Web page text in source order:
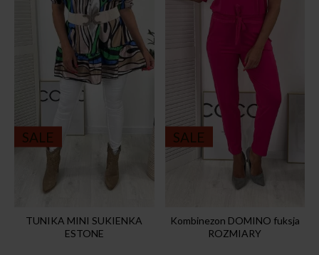
SALE
TUNIKA MINI SUKIENKA
ESTONE
SALE
Kombinezon DOMINO fuksja
ROZMIARY